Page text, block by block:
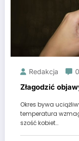
Redakcja
Złagodzić
Okres bywa
temperatura
szość kobiet…